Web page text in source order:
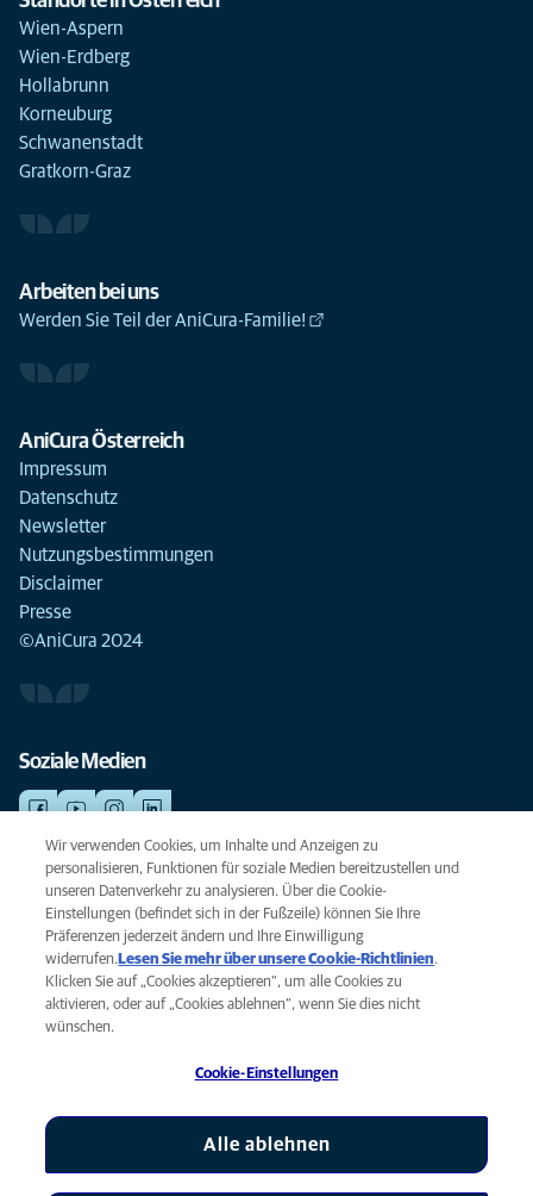
Wien-Aspern
Wien-Erdberg
Hollabrunn
Korneuburg
Schwanenstadt
Gratkorn-Graz
Arbeiten bei uns
Werden Sie Teil der AniCura-Familie!
AniCura Österreich
Impressum
Datenschutz
Newsletter
Nutzungsbestimmungen
Disclaimer
Presse
©AniCura 2024
Soziale Medien
NOTDIENSTE
Finden Sie hier Ihre Standorte mit Notfallservice. Weil Ihr Tier die beste
Versorgung verdient.
Datenschutz
Legal
AniCura ist eine Tochtergesellschaft von Mars, Inc © 2026
Wir verwenden Cookies, um Inhalte und Anzeigen zu
personalisieren, Funktionen für soziale Medien bereitzustellen und
unseren Datenverkehr zu analysieren. Über die Cookie-
Einstellungen (befindet sich in der Fußzeile) können Sie Ihre
Präferenzen jederzeit ändern und Ihre Einwilligung
widerrufen. Lesen Sie mehr über unsere Cookie-Richtlinien(opens
.
Klicken Sie auf „Cookies akzeptieren“, um alle Cookies zu
aktivieren, oder auf „Cookies ablehnen“, wenn Sie dies nicht
wünschen.
Cookie-Einstellungen
Alle ablehnen